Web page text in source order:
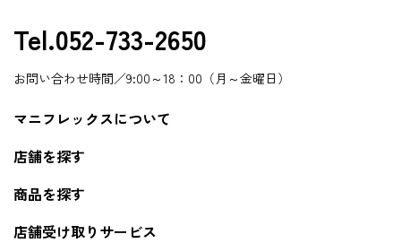
Tel.052-733-2650
お問い合わせ時間／9:00～18：00（月～金曜日）
マニフレックスについて
店舗を探す
商品を探す
店舗受け取りサービス